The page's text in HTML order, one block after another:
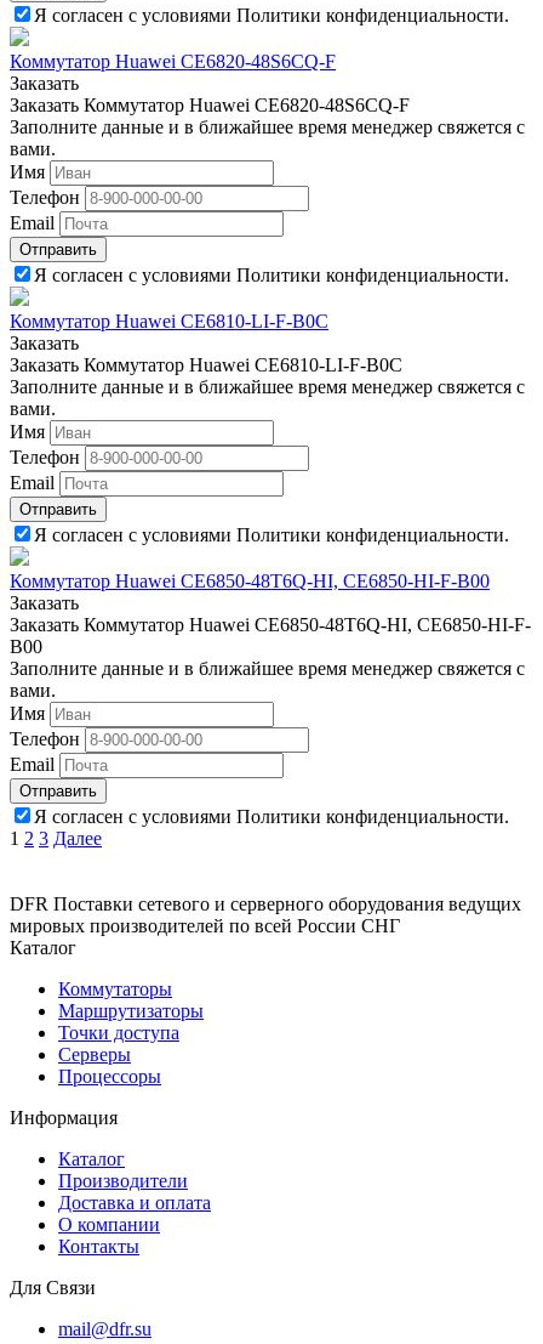
Я согласен с условиями Политики конфиденциальности.
Коммутатор Huawei CE6820-48S6CQ-F
Заказать
Заказать Коммутатор Huawei CE6820-48S6CQ-F
Заполните данные и в ближайшее время менеджер свяжется с
вами.
Имя
Телефон
Email
Отправить
Я согласен с условиями Политики конфиденциальности.
Коммутатор Huawei CE6810-LI-F-B0C
Заказать
Заказать Коммутатор Huawei CE6810-LI-F-B0C
Заполните данные и в ближайшее время менеджер свяжется с
вами.
Имя
Телефон
Email
Отправить
Я согласен с условиями Политики конфиденциальности.
Коммутатор Huawei CE6850-48T6Q-HI, CE6850-HI-F-B00
Заказать
Заказать Коммутатор Huawei CE6850-48T6Q-HI, CE6850-HI-F-
B00
Заполните данные и в ближайшее время менеджер свяжется с
вами.
Имя
Телефон
Email
Отправить
Я согласен с условиями Политики конфиденциальности.
Пагинация
1 2 3 Далее
DFR Поставки сетевого и серверного оборудования ведущих
мировых производителей по всей России СНГ
Каталог
Коммутаторы
Маршрутизаторы
Точки доступа
Серверы
Процессоры
Информация
Каталог
Производители
Доставка и оплата
О компании
Контакты
Для Связи
mail@dfr.su